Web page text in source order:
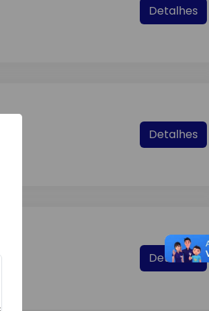
Detalhes
Detalhes
Detalhes